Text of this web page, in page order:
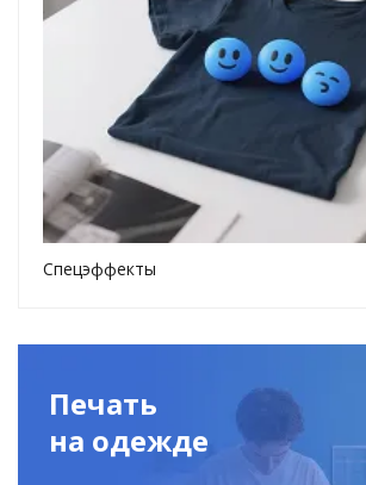
Спецэффекты
Печать
на одежде